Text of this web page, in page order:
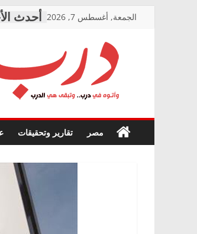
الجمعة, أغسطس 7, 2026
درب
في
درب..
مصر تقارير وتحقيقات